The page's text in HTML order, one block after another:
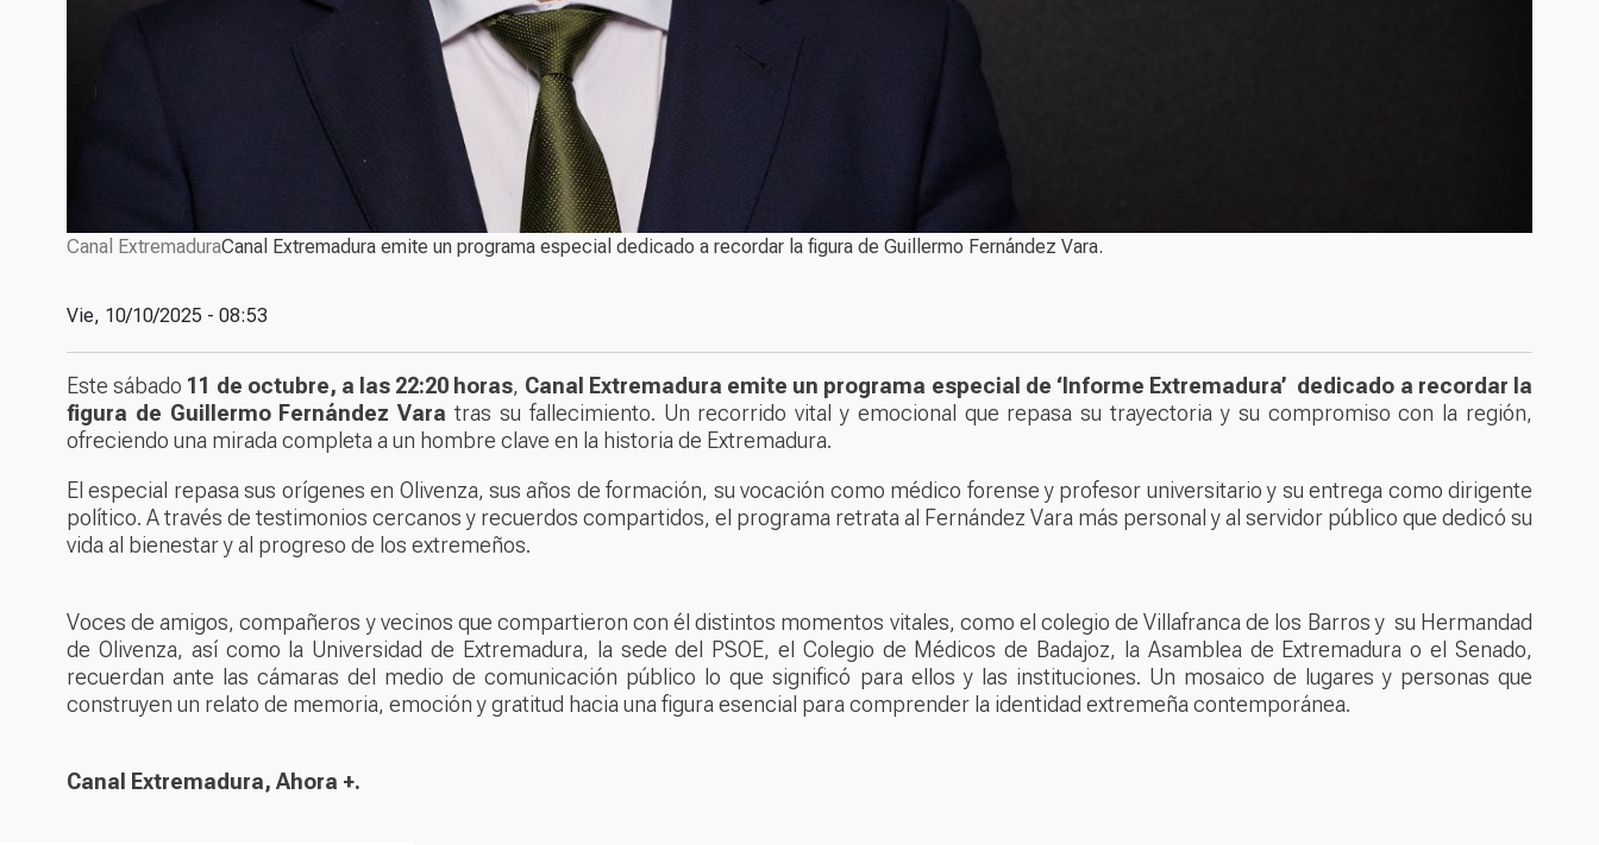
Canal ExtremaduraCanal Extremadura emite un programa especial dedicado a recordar la figura de Guillermo Fernández Vara.
Vie, 10/10/2025 - 08:53
Este sábado 11 de octubre, a las 22:20 horas, Canal Extremadura emite un programa especial de ‘Informe Extremadura’ dedicado a recordar la
figura de Guillermo Fernández Vara tras su fallecimiento. Un recorrido vital y emocional que repasa su trayectoria y su compromiso con la región,
ofreciendo una mirada completa a un hombre clave en la historia de Extremadura.
El especial repasa sus orígenes en Olivenza, sus años de formación, su vocación como médico forense y profesor universitario y su entrega como dirigente
político. A través de testimonios cercanos y recuerdos compartidos, el programa retrata al Fernández Vara más personal y al servidor público que dedicó su
vida al bienestar y al progreso de los extremeños.
Voces de amigos, compañeros y vecinos que compartieron con él distintos momentos vitales, como el colegio de Villafranca de los Barros y su Hermandad
de Olivenza, así como la Universidad de Extremadura, la sede del PSOE, el Colegio de Médicos de Badajoz, la Asamblea de Extremadura o el Senado,
recuerdan ante las cámaras del medio de comunicación público lo que significó para ellos y las instituciones. Un mosaico de lugares y personas que
construyen un relato de memoria, emoción y gratitud hacia una figura esencial para comprender la identidad extremeña contemporánea.
Canal Extremadura, Ahora +.